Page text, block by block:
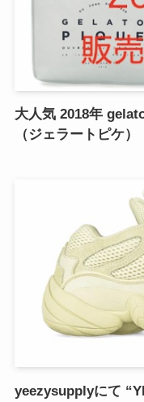
大人気 2018年
（ジェラートピケ）
yeezysupplyにて